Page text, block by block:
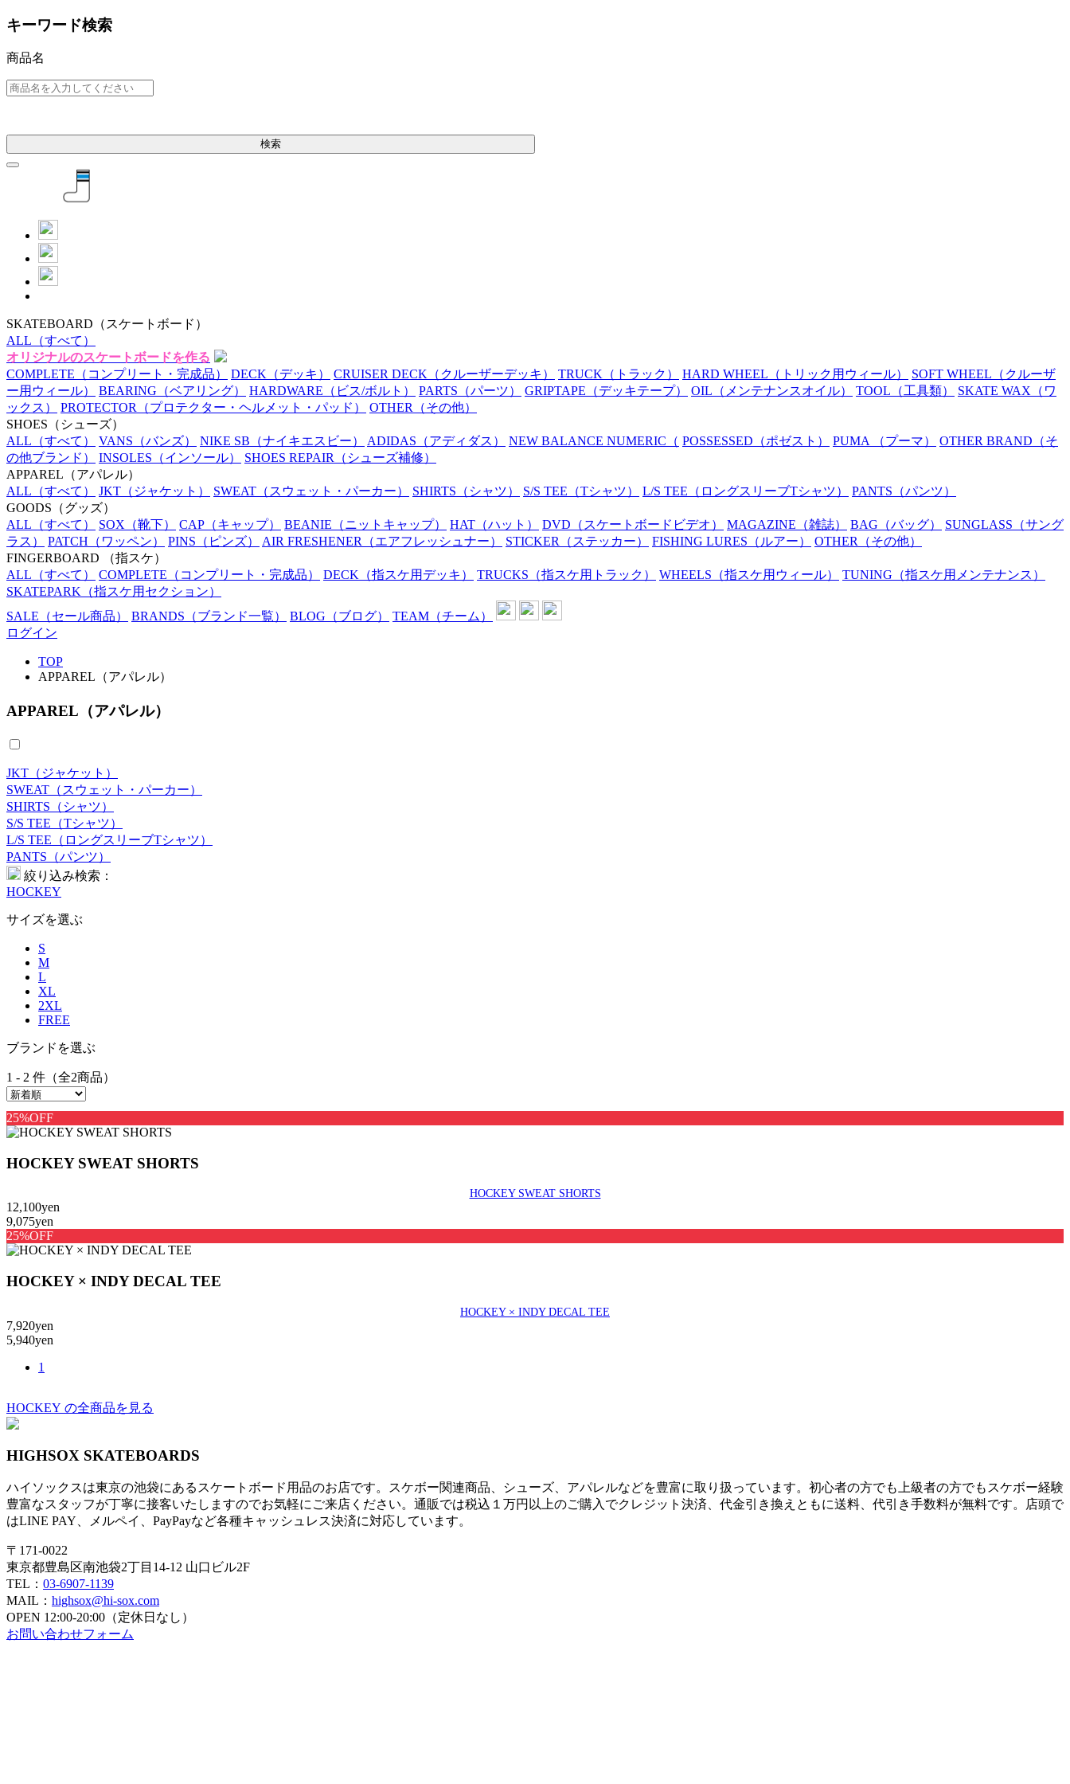
キーワード検索
商品名
検索
SKATEBOARD （スケートボード）
ALL （すべて）
オリジナルのスケートボードを作る
COMPLETE （コンプリート・完成品） DECK （デッキ） CRUISER DECK （クルーザーデッキ） TRUCK （トラック） HARD WHEEL （トリック用ウィール） SOFT WHEEL （クルーザ
ー用ウィール）
BEARING （ベアリング） HARDWARE （ビス/ボルト） PARTS （パーツ） GRIPTAPE （デッキテープ） OIL （メンテナンスオイル） TOOL （工具類） SKATE WAX （ワ
ックス）
PROTECTOR （プロテクター・ヘルメット・パッド） OTHER （その他）
SHOES （シューズ）
ALL （すべて） VANS （バンズ） NIKE SB （ナイキエスビー） ADIDAS （アディダス） NEW BALANCE NUMERIC （ POSSESSED （ポゼスト） PUMA （プーマ） OTHER BRAND （そ
の他ブランド）
INSOLES （インソール） SHOES REPAIR （シューズ補修）
APPAREL （アパレル）
ALL （すべて） JKT （ジャケット） SWEAT （スウェット・パーカー） SHIRTS （シャツ） S/S TEE （Tシャツ） L/S TEE （ロングスリーブTシャツ） PANTS （パンツ）
GOODS （グッズ）
ALL （すべて） SOX （靴下） CAP （キャップ） BEANIE （ニットキャップ） HAT （ハット） DVD （スケートボードビデオ） MAGAZINE （雑誌） BAG （バッグ） SUNGLASS （サング
ラス）
PATCH （ワッペン） PINS （ピンズ） AIR FRESHENER （エアフレッシュナー） STICKER （ステッカー） FISHING LURES （ルアー） OTHER （その他）
FINGERBOARD
（指スケ）
ALL （すべて） COMPLETE （コンプリート・完成品） DECK （指スケ用デッキ） TRUCKS （指スケ用トラック） WHEELS （指スケ用ウィール） TUNING （指スケ用メンテナンス）
SKATEPARK （指スケ用セクション）
SALE （セール商品） BRANDS （ブランド一覧） BLOG （ブログ） TEAM （チーム）
ログイン
TOP
APPAREL（アパレル）
APPAREL（アパレル）
JKT（ジャケット）
SWEAT（スウェット・パーカー）
SHIRTS（シャツ）
S/S TEE（Tシャツ）
L/S TEE（ロングスリーブTシャツ）
PANTS（パンツ）
絞り込み検索：
HOCKEY
サイズを選ぶ
S
M
L
XL
2XL
FREE
ブランドを選ぶ
1 - 2 件（全2商品）
25%OFF
HOCKEY SWEAT SHORTS
HOCKEY SWEAT SHORTS
12,100yen
9,075yen
25%OFF
HOCKEY × INDY DECAL TEE
HOCKEY × INDY DECAL TEE
7,920yen
5,940yen
1
HOCKEY の全商品を見る
HIGHSOX SKATEBOARDS
ハイソックスは東京の池袋にあるスケートボード用品のお店です。スケボー関連商品、シューズ、アパレルなどを豊富に取り扱っています。初心者の方でも上級者の方でもスケボー経験
豊富なスタッフが丁寧に接客いたしますのでお気軽にご来店ください。通販では税込１万円以上のご購入でクレジット決済、代金引き換えともに送料、代引き手数料が無料です。店頭で
はLINE PAY、メルペイ、PayPayなど各種キャッシュレス決済に対応しています。
〒171-0022
東京都豊島区南池袋2丁目14-12 山口ビル2F
TEL： 03-6907-1139
MAIL： highsox@hi-sox.com
OPEN 12:00-20:00（定休日なし）
お問い合わせフォーム